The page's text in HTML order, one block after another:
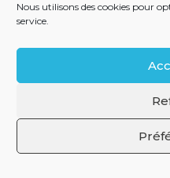
Nous utilisons des cookies pour
service.